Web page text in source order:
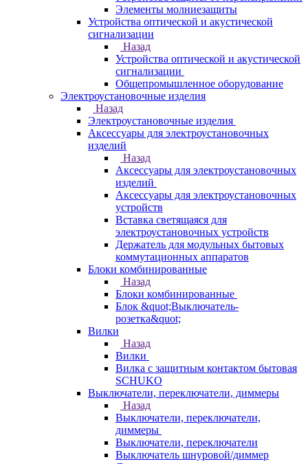
Элементы молниезащиты
Устройства оптической и акустической
сигнализации
Назад
Устройства оптической и акустической
сигнализации
Общепромышленное оборудование
Электроустановочные изделия
Назад
Электроустановочные изделия
Аксессуары для электроустановочных
изделий
Назад
Аксессуары для электроустановочных
изделий
Аксессуары для электроустановочных
устройств
Вставка светящаяся для
электроустановочных устройств
Держатель для модульных бытовых
коммутационных аппаратов
Блоки комбинированные
Назад
Блоки комбинированные
Блок &quot;Выключатель-
розетка&quot;
Вилки
Назад
Вилки
Вилка с защитным контактом бытовая
SCHUKO
Выключатели, переключатели, диммеры
Назад
Выключатели, переключатели,
диммеры
Выключатели, переключатели
Выключатель шнуровой/диммер